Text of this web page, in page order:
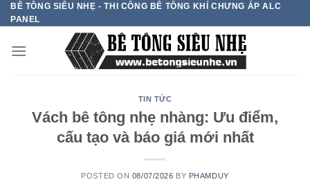
Skip
to
BÊ TÔNG SIÊU NHẸ - THI CÔNG BÊ TÔNG KHÍ CHƯNG ÁP ALC
PANEL
TIN TỨC
Vách bê tông nhẹ nhàng: Ưu điểm,
cấu tạo và báo giá mới nhất
POSTED ON 08/07/2026 BY PHAMDUY